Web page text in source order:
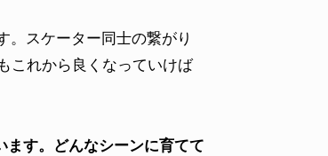
スケーター同士の繋がり
これから良くなっていけば
す。どんなシーンに育てて